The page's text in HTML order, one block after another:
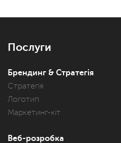
Послуги
Брендинг & Стратегія
Стратегія
Логотип
Маркетинг-кіт
Веб-розробка